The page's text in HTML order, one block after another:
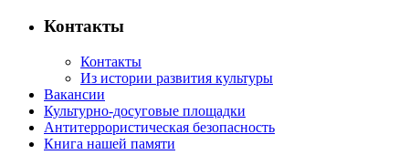
Контакты
Контакты
Из истории развития культуры
Вакансии
Культурно-досуговые площадки
Антитеррористическая безопасность
Книга нашей памяти